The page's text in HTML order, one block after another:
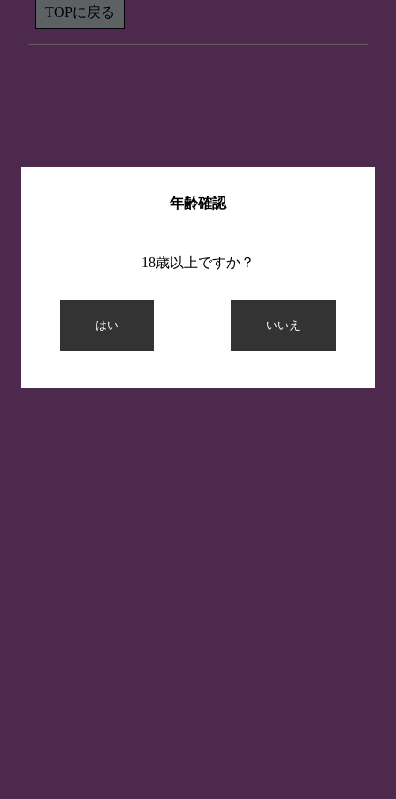
年齢確認
18歳以上ですか？
はい いいえ
TOPに戻る